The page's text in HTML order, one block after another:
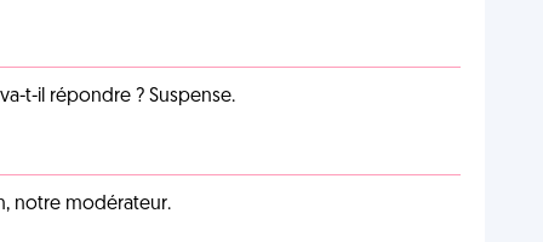
t-il répondre ? Suspense.
notre modérateur.